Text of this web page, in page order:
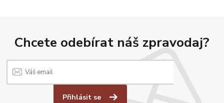
Chcete odebírat náš zpravodaj?
Přihlásit se